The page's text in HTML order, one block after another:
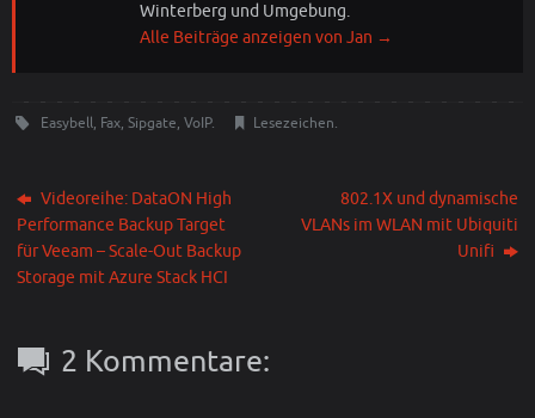
Winterberg und Umgebung.
Alle Beiträge anzeigen von Jan →
Easybell, Fax, Sipgate, VoIP. Lesezeichen.
Videoreihe: DataON High
Performance Backup Target
für Veeam – Scale-Out Backup
Storage mit Azure Stack HCI
802.1X und dynamische
VLANs im WLAN mit Ubiquiti
Unifi
2 Kommentare: